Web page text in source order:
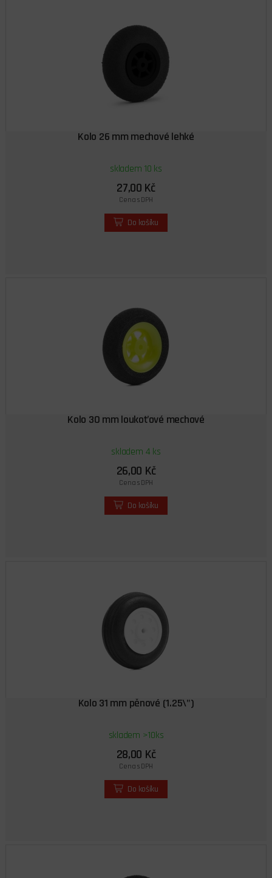
Kolo 26 mm mechové lehké
skladem 10 ks
27,00 Kč
Cena s DPH
Do košíku
Kolo 30 mm loukoťové mechové
skladem 4 ks
26,00 Kč
Cena s DPH
Do košíku
Kolo 31 mm pěnové (1.25\")
skladem >10ks
28,00 Kč
Cena s DPH
Do košíku